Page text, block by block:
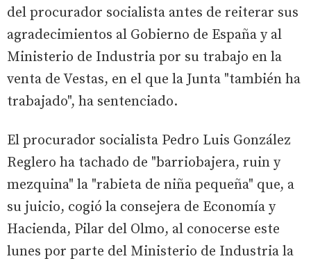
del procurador socialista antes de reiterar sus
agradecimientos al Gobierno de España y al
Ministerio de Industria por su trabajo en la
venta de Vestas, en el que la Junta "también ha
trabajado", ha sentenciado.
El procurador socialista Pedro Luis González
Reglero ha tachado de "barriobajera, ruin y
mezquina" la "rabieta de niña pequeña" que, a
su juicio, cogió la consejera de Economía y
Hacienda, Pilar del Olmo, al conocerse este
lunes por parte del Ministerio de Industria la